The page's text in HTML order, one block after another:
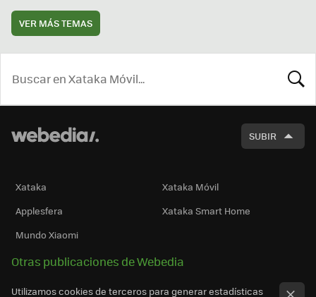
VER MÁS TEMAS
SUBIR
Xataka
Xataka Móvil
Applesfera
Xataka Smart Home
Mundo Xiaomi
Otras publicaciones de Webedia
Utilizamos cookies de terceros para generar estadísticas